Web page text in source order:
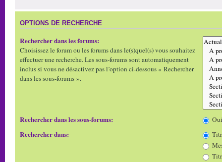
OPTIONS DE RECHERCHE
Rechercher dans les forums:
Choisissez le forum ou les forums dans le(s)quel(s) vous souhaitez
effectuer une recherche. Les sous-forums sont automatiquement
inclus si vous ne désactivez pas l’option ci-dessous « Rechercher
dans les sous-forums ».
Rechercher dans les sous-forums: Oui
Rechercher dans: